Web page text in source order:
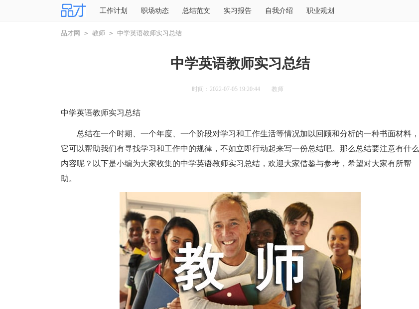
工作计划 职场动态 总结范文 实习报告 自我介绍 职业规划
品才网 > 教师 > 中学英语教师实习总结
中学英语教师实习总结
时间：2022-07-05 19:20:44 教师
中学英语教师实习总结
总结在一个时期、一个年度、一个阶段对学习和工作生活等情况加以回顾和分析的一种书面材料，
它可以帮助我们有寻找学习和工作中的规律，不如立即行动起来写一份总结吧。那么总结要注意有什么
内容呢？以下是小编为大家收集的中学英语教师实习总结，欢迎大家借鉴与参考，希望对大家有所帮
助。